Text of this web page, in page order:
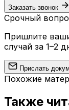
Заказать звонок
Срочный
Пришлите
случай за 1–2
Прислать
Похожие
Также